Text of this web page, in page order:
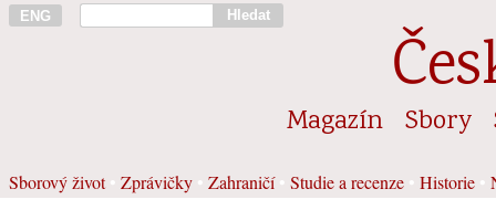
ENG Hledat
Magazín Sbory
Sborový život• Zprávičky Zahraničí• Studie a recenze Historie